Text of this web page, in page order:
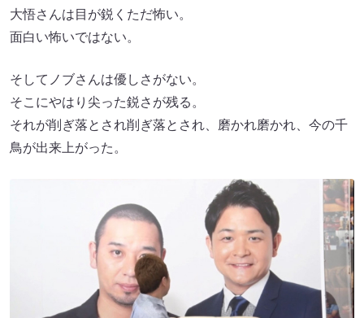
大悟さんは目が鋭くただ怖い。
面白い怖いではない。
そしてノブさんは優しさがない。
そこにやはり尖った鋭さが残る。
それが削ぎ落とされ削ぎ落とされ、磨かれ磨かれ、今の千
鳥が出来上がった。